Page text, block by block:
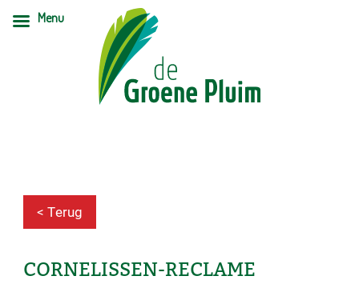
< Terug
CORNELISSEN-RECLAME
Menu